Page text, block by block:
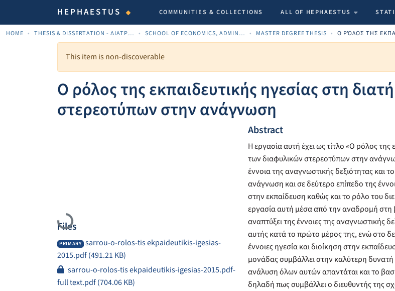
HEPHAESTUS COMMUNITIES & COLLECTIONS ALL OF HEPHAESTUS
HOME THESIS & DISSERTATION - ΔΙΑΤΡΙΒΈΣ & ΔΙΔΑΚΤΟΡΙΚΈΣ SCHOOL OF ECONOMICS, ADMINISTRATION AND COMPUTER SCIENCE MASTER DEGREE THESIS
This item is non-discoverable
Ο ρόλος της εκπαιδευτικής ηγεσίας στη
στερεοτύπων στην ανάγνωση
Loading...
Files
PRIMARY sarrou-o-rolos-tis ekpaideutikis-igesias-
2015.pdf(491.21 KB)
sarrou-o-rolos-tis ekpaideutikis-igesias-2015.pdf-
full text.pdf(704.06 KB)
Abstract
Η εργασία αυτή έχει ως τίτλο «Ο ρόλος
των διαφυλικών στερεοτύπων στην
έννοια της αναγνωστικής δεξιότητας
ανάγνωση και σε δεύτερο επίπεδο της
στην εκπαίδευση καθώς και το ρόλο του
εργασία αυτή μέσα από την αναδρομή στη
αναπτύξει της έννοιες της αναγνωστικής
αυτής κατά το πρώτο μέρος της, ενώ στο
έννοιες ηγεσία και διοίκηση στην
μονάδας συμβάλλει στην καλύτερη
ανάλυση όλων αυτών απαντάται και το
δηλαδή πως συμβάλλει ο διευθυντής της